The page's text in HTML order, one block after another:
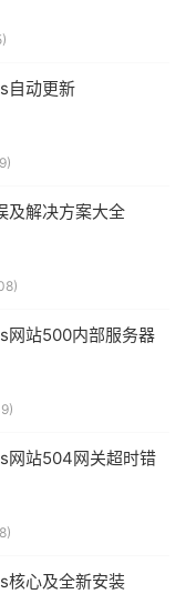
自动更新
及解决方案大全
网站500内部服务器
网站504网关超时错
核心及全新安装